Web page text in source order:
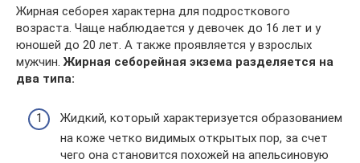
Жирная себорея характерна для подросткового
возраста. Чаще наблюдается у девочек до 16 лет и у
юношей до 20 лет. А также проявляется у взрослых
мужчин. Жирная себорейная экзема разделяется на
два типа:
Жидкий, который характеризуется образованием
на коже четко видимых открытых пор, за счет
чего она становится похожей на апельсиновую